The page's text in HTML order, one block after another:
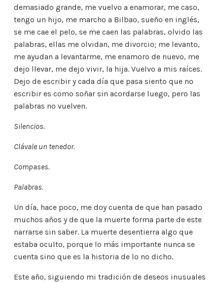
demasiado grande, me vuelvo a enamorar, me caso,
tengo un hijo, me marcho a Bilbao, sueño en inglés,
se me cae el pelo, se me caen las palabras, olvido las
palabras, ellas me olvidan, me divorcio; me levanto,
me ayudan a levantarme, me enamoro de nuevo, me
dejo llevar, me dejo vivir, la hija. Vuelvo a mis raíces.
Dejo de escribir y cada día que pasa siento que no
escribir es como soñar sin acordarse luego, pero las
palabras no vuelven.
Silencios.
Clávale un tenedor.
Compases.
Palabras.
Un día, hace poco, me doy cuenta de que han pasado
muchos años y de que la muerte forma parte de este
narrarse sin saber. La muerte desentierra algo que
estaba oculto, porque lo más importante nunca se
cuenta sino que es la historia de lo no dicho.
Este año, siguiendo mi tradición de deseos inusuales